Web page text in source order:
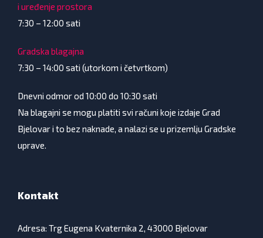
i uređenje prostora
7:30 – 12:00 sati
Gradska blagajna
7:30 – 14:00 sati (utorkom i četvrtkom)
Dnevni odmor od 10:00 do 10:30 sati
Na blagajni se mogu platiti svi računi koje izdaje Grad
Bjelovar i to bez naknade, a nalazi se u prizemlju Gradske
uprave.
Kontakt
Adresa: Trg Eugena Kvaternika 2, 43000 Bjelovar